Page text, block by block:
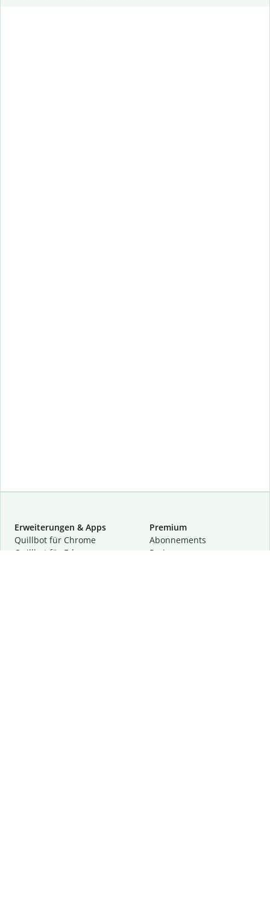
Erweiterungen & Apps
Quillbot für Chrome
Quillbot für Edge
Premium
Abon­ne­ments
Preise